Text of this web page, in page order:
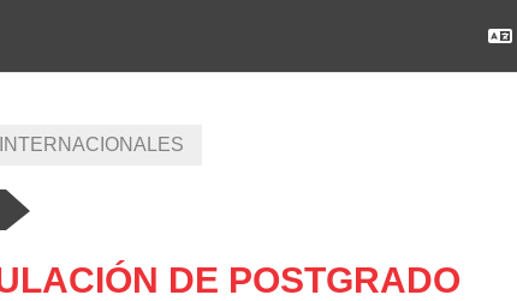
DE POSTGRADO